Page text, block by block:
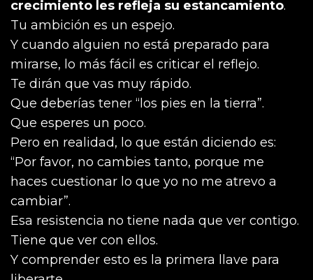
crecimiento les refleja su estancamiento.
Tu ambición es un espejo.
Y cuando alguien no está preparado para
mirarse, lo más fácil es criticar el reflejo.
Te dirán que vas muy rápido.
Que deberías tener “los pies en la tierra”.
Que esperes un poco.
Pero en realidad, lo que están diciendo es:
“Por favor, no cambies tanto, porque me
haces cuestionar lo que yo no me atrevo a
cambiar”.
Esa resistencia no tiene nada que ver contigo.
Tiene que ver con ellos.
Y comprender esto es la primera llave para